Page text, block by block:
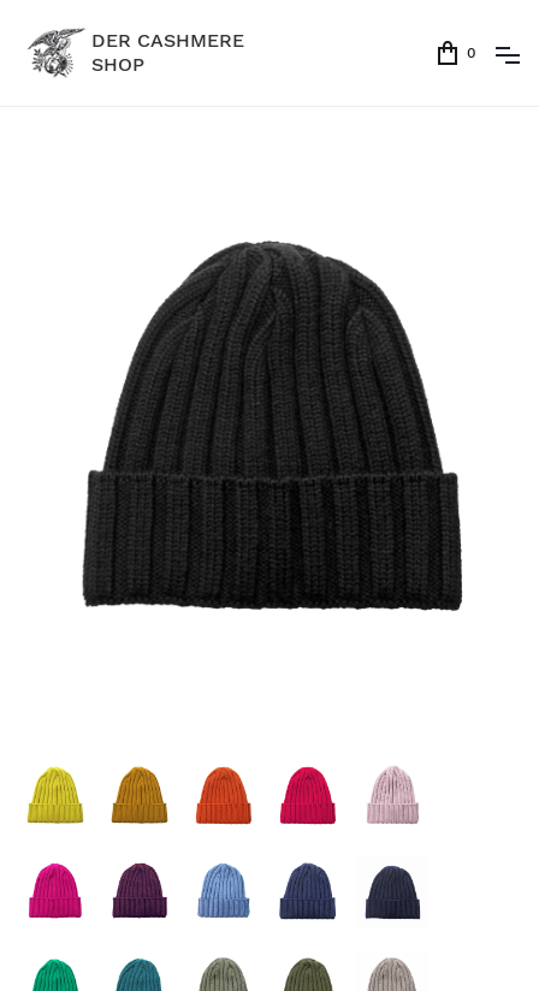
DER CASHMERE
SHOP
0